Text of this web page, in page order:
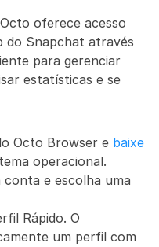
oferece acesso
do Snapchat através
para gerenciar
estatísticas e se
Octo Browser e baixe
operacional.
e escolha uma
Rápido. O
um perfil com